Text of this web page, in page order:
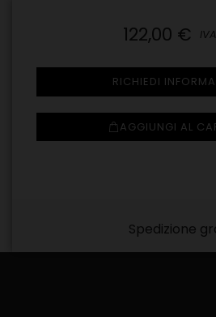
122,00 €
RICHIEDI
AGGIUNGI AL
Spedizione